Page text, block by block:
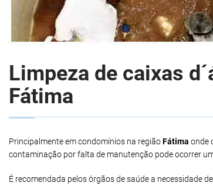
Limpeza de caixas
Fátima
Principalmente em condomínios na regiãoFátima onde
contaminação por falta de manutenção pode ocorrer
É recomendada pelos órgãos de saúde a necessidade